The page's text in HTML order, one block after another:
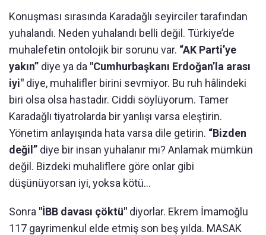
Konuşması sırasında Karadağlı seyirciler tarafından
yuhalandı. Neden yuhalandı belli değil. Türkiye’de
muhalefetin ontolojik bir sorunu var. “AK Parti’ye
yakın” diye ya da "Cumhurbaşkanı Erdoğan’la arası
iyi" diye, muhalifler birini sevmiyor. Bu ruh hâlindeki
biri olsa olsa hastadır. Ciddi söylüyorum. Tamer
Karadağlı tiyatrolarda bir yanlışı varsa eleştirin.
Yönetim anlayışında hata varsa dile getirin. “Bizden
değil” diye bir insan yuhalanır mı? Anlamak mümkün
değil. Bizdeki muhaliflere göre onlar gibi
düşünüyorsan iyi, yoksa kötü...
Sonra "İBB davası çöktü" diyorlar. Ekrem İmamoğlu
117 gayrimenkul elde etmiş son beş yılda. MASAK